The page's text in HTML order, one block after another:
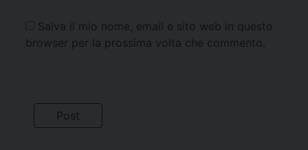
Salva il mio nome, email e sito web in questo
browser per la prossima volta che commento.